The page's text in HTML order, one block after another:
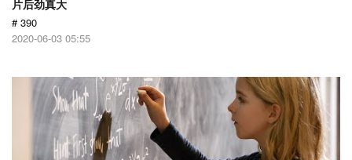
片后劲真大
# 390
2020-06-03 05:55